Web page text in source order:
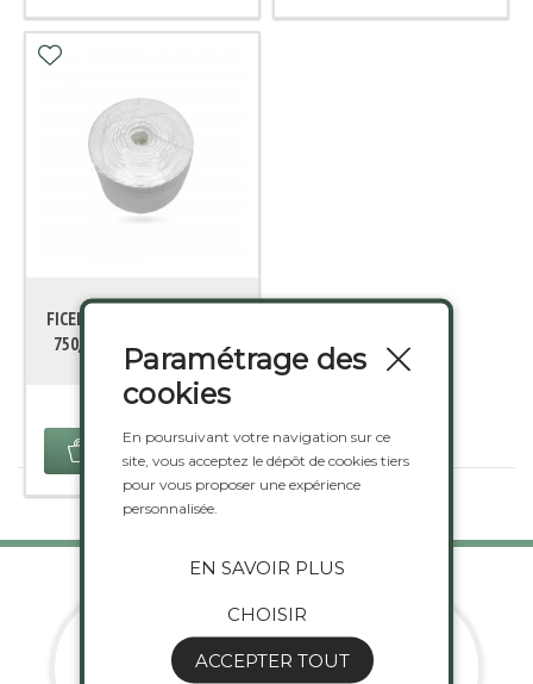
FICELLE POLYPRO BLANCHE
750/3 BRINS (1 U DE 2 KG)
14,420 €
AJOUTER AU PANIER
Paramétrage des
cookies
En poursuivant votre navigation sur ce
site, vous acceptez le dépôt de cookies tiers
pour vous proposer une expérience
personnalisée.
EN SAVOIR PLUS
CHOISIR
ACCEPTER TOUT